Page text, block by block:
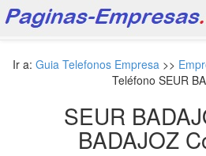
Ir a: Guia Telefonos Empresa >>
Teléfono SEUR
SEUR
BADAJOZ